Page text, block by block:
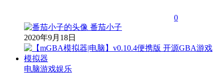
0
番茄小子
2020年9月18日
电脑游戏娱乐